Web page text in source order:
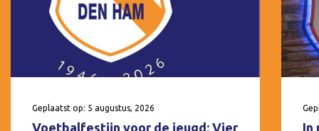
Geplaatst op: 5 augustus, 2026
Voetbalfestijn voor de jeugd: Vier
In